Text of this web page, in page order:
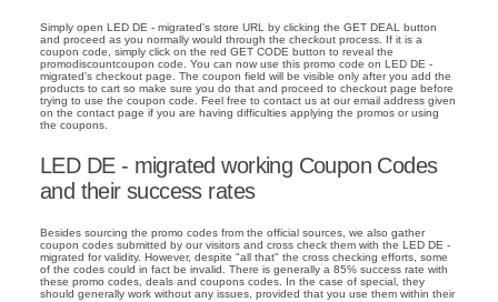
Simply open LED DE - migrated's store URL by clicking the GET DEAL button
and proceed as you normally would through the checkout process. If it is a
coupon code, simply click on the red GET CODE button to reveal the
promodiscountcoupon code. You can now use this promo code on LED DE -
migrated's checkout page. The coupon field will be visible only after you add the
products to cart so make sure you do that and proceed to checkout page before
trying to use the coupon code. Feel free to contact us at our email address given
on the contact page if you are having difficulties applying the promos or using
the coupons.
LED DE - migrated working Coupon Codes
and their success rates
Besides sourcing the promo codes from the official sources, we also gather
coupon codes submitted by our visitors and cross check them with the LED DE -
migrated for validity. However, despite "all that" the cross checking efforts, some
of the codes could in fact be invalid. There is generally a 85% success rate with
these promo codes, deals and coupons codes. In the case of special, they
should generally work without any issues, provided that you use them within their